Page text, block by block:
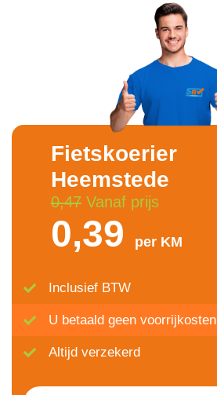
Fietskoerier
Heemstede
0,47Vanaf prijs
0,39 per KM
Inclusief BTW
U betaald geen voorrijkosten
Altijd verzekerd